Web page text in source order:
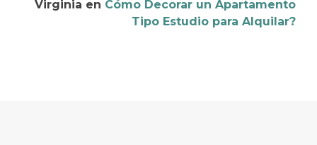
Virginia en Cómo Decorar un Apartamento
Tipo Estudio para Alquilar?